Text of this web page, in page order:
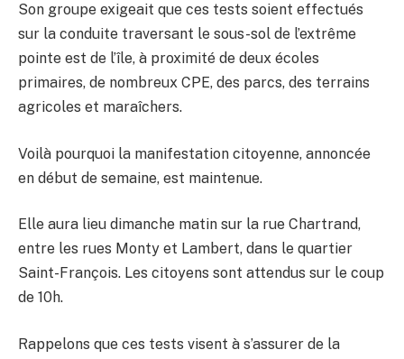
Son groupe exigeait que ces tests soient effectués
sur la conduite traversant le sous-sol de l’extrême
pointe est de l’île, à proximité de deux écoles
primaires, de nombreux CPE, des parcs, des terrains
agricoles et maraîchers.
Voilà pourquoi la manifestation citoyenne, annoncée
en début de semaine, est maintenue.
Elle aura lieu dimanche matin sur la rue Chartrand,
entre les rues Monty et Lambert, dans le quartier
Saint-François. Les citoyens sont attendus sur le coup
de 10h.
Rappelons que ces tests visent à s’assurer de la